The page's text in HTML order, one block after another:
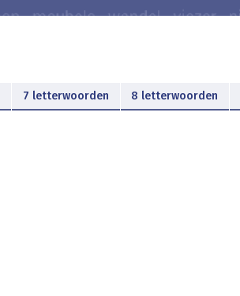
7 letterwoorden 8 letterwoorden